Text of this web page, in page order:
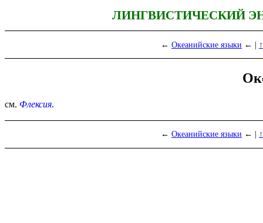
ЛИНГВИСТИЧЕСКИЙ
← Океанийские языки ← |
см. Флексия.
← Океанийские языки ← |